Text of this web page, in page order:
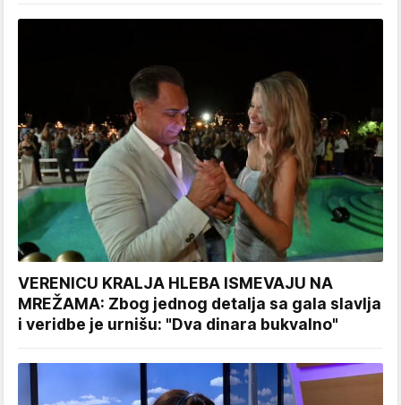
VERENICU KRALJA HLEBA ISMEVAJU NA
MREŽAMA: Zbog jednog detalja sa gala slavlja
i veridbe je urnišu: "Dva dinara bukvalno"